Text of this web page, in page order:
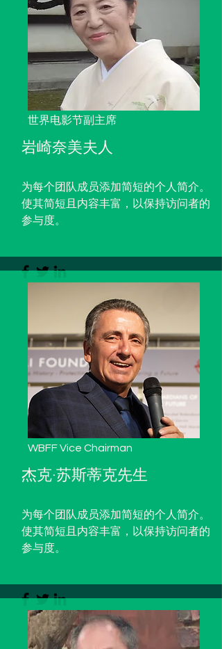
世界电影节副主席
岩崎奈美夫人
为每个团队成员添加简短的个人简介。
使其简短且内容丰富，以保持访问者的
参与度。
WBFF Vice Chairman
杰克·苏斯蒂克先生
为每个团队成员添加简短的个人简介。
使其简短且内容丰富，以保持访问者的
参与度。